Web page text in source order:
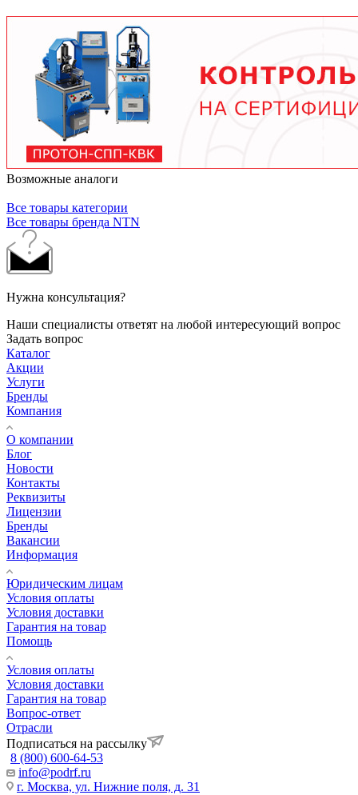
тяжелых условиях до 2 лет при нормальной
эксплуатации. Используйте только
рекомендованные производителем смазочные
материалы.
Возможные аналоги
Все товары категории
Все товары бренда NTN
Нужна консультация?
Наши специалисты ответят на любой интересующий вопрос
Задать вопрос
Каталог
Акции
Услуги
Бренды
Компания
О компании
Блог
Новости
Контакты
Реквизиты
Лицензии
Бренды
Вакансии
Информация
Юридическим лицам
Условия оплаты
Условия доставки
Гарантия на товар
Помощь
Условия оплаты
Условия доставки
Гарантия на товар
Вопрос-ответ
Отрасли
Подписаться на рассылку
8 (800) 600-64-53
info@podrf.ru
г. Москва, ул. Нижние поля, д. 31